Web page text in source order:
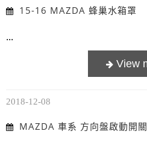
15-16 MAZDA 蜂巢水箱罩
...
2018-12-08
MAZDA 車系 方向盤啟動開關